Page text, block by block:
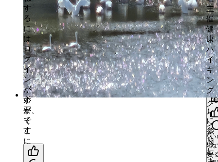
い
ね
更
ス
レ
ッ
ド
ス
レ
ッ
ド
に
い
ね
更
ス
レ
ッ
ド
ス
レ
ッ
ド
す
2
件
い
い
更
ス
レ
必
要
で
す
1
件
い
い
ね
更
か
が
大
切
か
と
思
い
ま
す
が、
そ
こ
に
繋
が
必
要
で
す
1
件
い
い
ね
更
ロ
グ
イ
ン
が
必
要
で
す
1
件
い
グ
イ
ン
が
必
要
で
す
1
件
い
い
と
の
つ
な
が
り
ロ
グ
イ
ン
が
必
要
で
す
い
ね
い
い
ね
す
る
に
は
ロ
グ
イ
ン
が
必
要
主
催
健
康
ハ
イ
キ
ン
グ
（
）
に
参
加
し
す
る
に
は
ロ
グ
イ
ン
が
必
要
で
す